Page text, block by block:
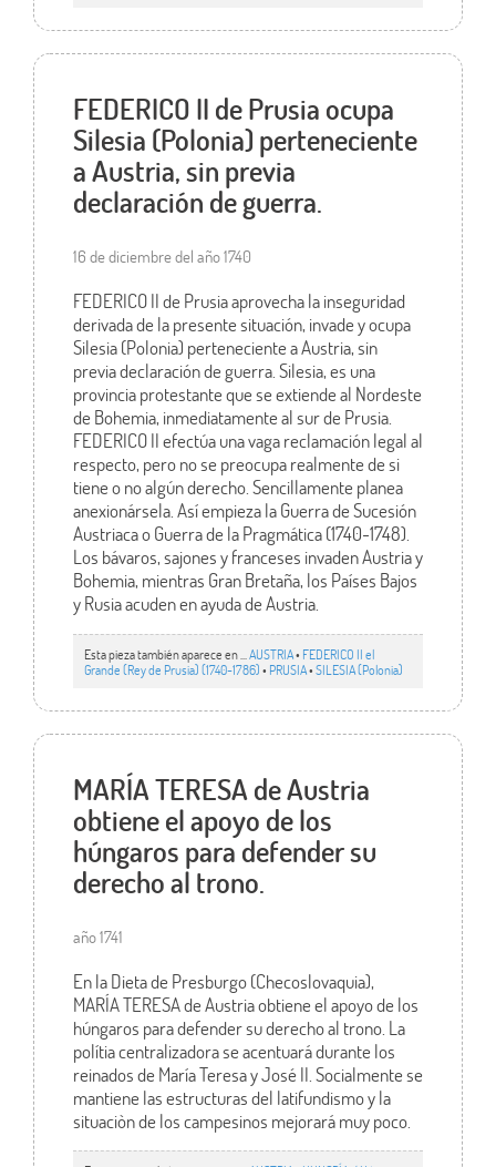
FEDERICO II de Prusia ocupa
Silesia (Polonia) perteneciente
a Austria, sin previa
declaración de guerra.
16 de diciembre del año 1740
FEDERICO II de Prusia aprovecha la inseguridad
derivada de la presente situación, invade y ocupa
Silesia (Polonia) perteneciente a Austria, sin
previa declaración de guerra. Silesia, es una
provincia protestante que se extiende al Nordeste
de Bohemia, inmediatamente al sur de Prusia.
FEDERICO II efectúa una vaga reclamación legal al
respecto, pero no se preocupa realmente de si
tiene o no algún derecho. Sencillamente planea
anexionársela. Así empieza la Guerra de Sucesión
Austriaca o Guerra de la Pragmática (1740-1748).
Los bávaros, sajones y franceses invaden Austria y
Bohemia, mientras Gran Bretaña, los Países Bajos
y Rusia acuden en ayuda de Austria.
Esta pieza también aparece en ... AUSTRIA• FEDERICO II el
Grande (Rey de Prusia) (1740-1786)• PRUSIA•SILESIA (Polonia)
MARÍA TERESA de Austria
obtiene el apoyo de los
húngaros para defender su
derecho al trono.
año 1741
En la Dieta de Presburgo (Checoslovaquia),
MARÍA TERESA de Austria obtiene el apoyo de los
húngaros para defender su derecho al trono. La
polítia centralizadora se acentuará durante los
reinados de María Teresa y José II. Socialmente se
mantiene las estructuras del latifundismo y la
situaciòn de los campesinos mejorará muy poco.